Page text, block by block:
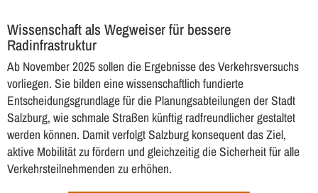
Wissenschaft als Wegweiser für bessere
Radinfrastruktur
Ab November 2025 sollen die Ergebnisse des Verkehrsversuchs
vorliegen. Sie bilden eine wissenschaftlich fundierte
Entscheidungsgrundlage für die Planungsabteilungen der Stadt
Salzburg, wie schmale Straßen künftig radfreundlicher gestaltet
werden können. Damit verfolgt Salzburg konsequent das Ziel,
aktive Mobilität zu fördern und gleichzeitig die Sicherheit für alle
Verkehrsteilnehmenden zu erhöhen.